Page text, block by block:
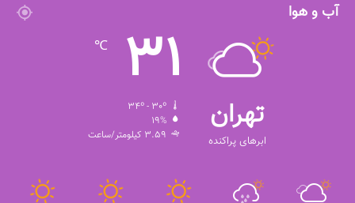
◾️فوتبالز را در اینستاگرام دنبال کنید ◾️
زنان فوتبال بانوان
آب و هوا
تهران
ابرهای پراکنده
31
℃
19%
3.59 کیلومتر/ساعت